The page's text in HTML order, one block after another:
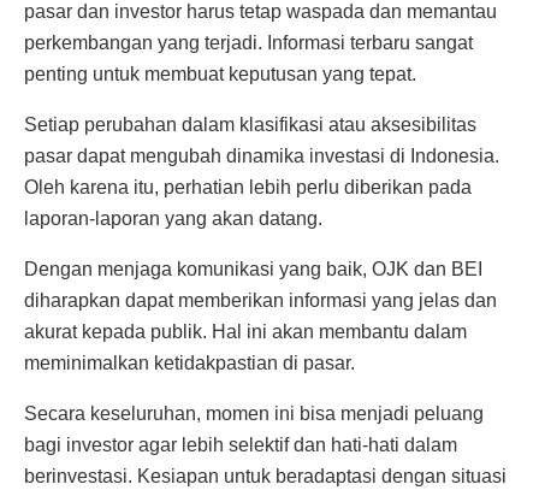
pasar dan investor harus tetap waspada dan memantau
perkembangan yang terjadi. Informasi terbaru sangat
penting untuk membuat keputusan yang tepat.
Setiap perubahan dalam klasifikasi atau aksesibilitas
pasar dapat mengubah dinamika investasi di Indonesia.
Oleh karena itu, perhatian lebih perlu diberikan pada
laporan-laporan yang akan datang.
Dengan menjaga komunikasi yang baik, OJK dan BEI
diharapkan dapat memberikan informasi yang jelas dan
akurat kepada publik. Hal ini akan membantu dalam
meminimalkan ketidakpastian di pasar.
Secara keseluruhan, momen ini bisa menjadi peluang
bagi investor agar lebih selektif dan hati-hati dalam
berinvestasi. Kesiapan untuk beradaptasi dengan situasi